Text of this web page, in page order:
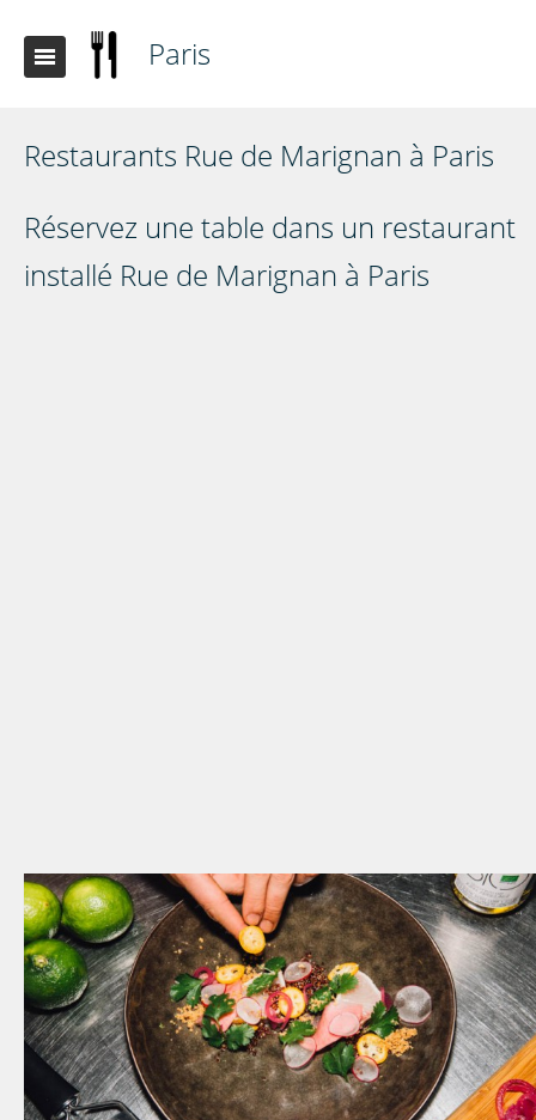
Paris
Restaurants Rue de Marignan à Paris
Réservez une table dans un restaurant
installé Rue de Marignan à Paris